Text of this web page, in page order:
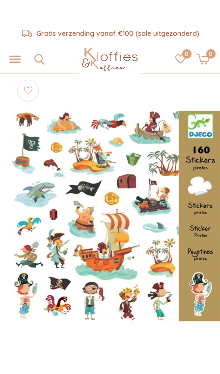
0 0
Gratis verzending vanaf €100 (sale uitgezonderd)